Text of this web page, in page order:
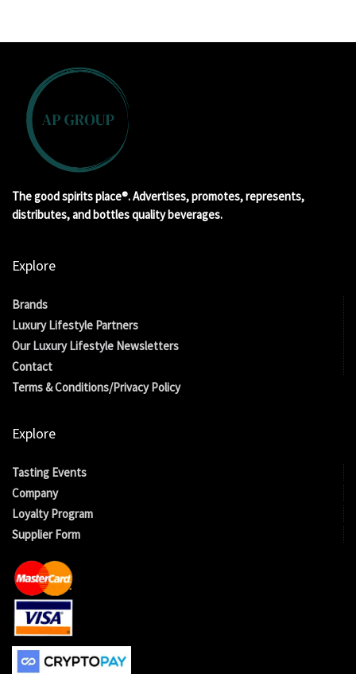
The good spirits place®. Advertises, promotes, represents,
distributes, and bottles quality beverages.
Explore
Brands
Luxury Lifestyle Partners
Our Luxury Lifestyle Newsletters
Contact
Terms & Conditions/Privacy Policy
Explore
Tasting Events
Company
Loyalty Program
Supplier Form